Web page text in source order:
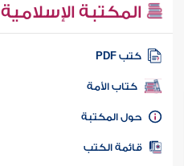
المكتبة الإسلامية
كتب PDF
كتاب الأمة
المكتبة